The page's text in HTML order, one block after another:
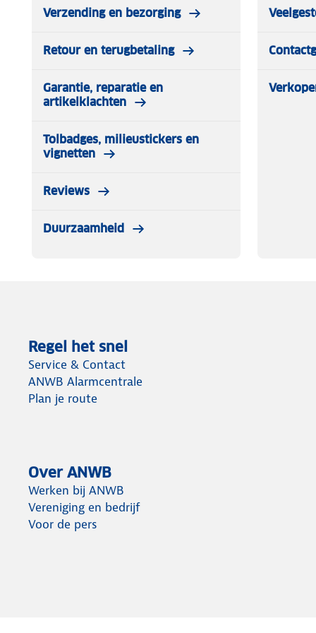
Verzending en bezorging
Retour en terugbetaling
Garantie, reparatie en
artikelklachten
Tolbadges, milieustickers en
vignetten
Reviews
Duurzaamheid
Regel het snel
Service & Contact
ANWB Alarmcentrale
Plan je route
Over ANWB
Werken bij ANWB
Vereniging en bedrijf
Voor de pers